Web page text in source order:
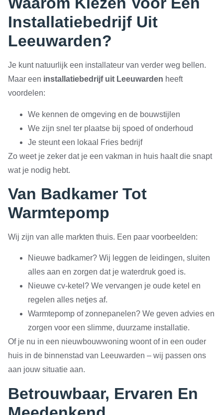
Installatiebedrijf Uit
Leeuwarden?
Je kunt natuurlijk een installateur van verder weg bellen.
Maar een installatiebedrijf uit Leeuwarden heeft
voordelen:
We kennen de omgeving en de bouwstijlen
We zijn snel ter plaatse bij spoed of onderhoud
Je steunt een lokaal Fries bedrijf
Zo weet je zeker dat je een vakman in huis haalt die snapt
wat je nodig hebt.
Van Badkamer Tot
Warmtepomp
Wij zijn van alle markten thuis. Een paar voorbeelden:
Nieuwe badkamer? Wij leggen de leidingen, sluiten
alles aan en zorgen dat je waterdruk goed is.
Nieuwe cv-ketel? We vervangen je oude ketel en
regelen alles netjes af.
Warmtepomp of zonnepanelen? We geven advies en
zorgen voor een slimme, duurzame installatie.
Of je nu in een nieuwbouwwoning woont of in een ouder
huis in de binnenstad van Leeuwarden – wij passen ons
aan jouw situatie aan.
Betrouwbaar, Ervaren En